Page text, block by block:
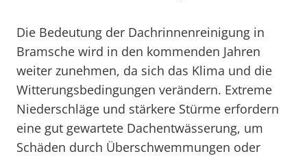
Die Bedeutung der Dachrinnenreinigung in
Bramsche wird in den kommenden Jahren
weiter zunehmen, da sich das Klima und die
Witterungsbedingungen verändern. Extreme
Niederschläge und stärkere Stürme erfordern
eine gut gewartete Dachentwässerung, um
Schäden durch Überschwemmungen oder